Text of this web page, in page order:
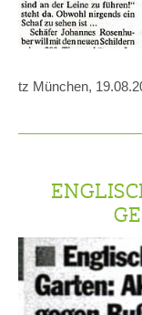
tz München,